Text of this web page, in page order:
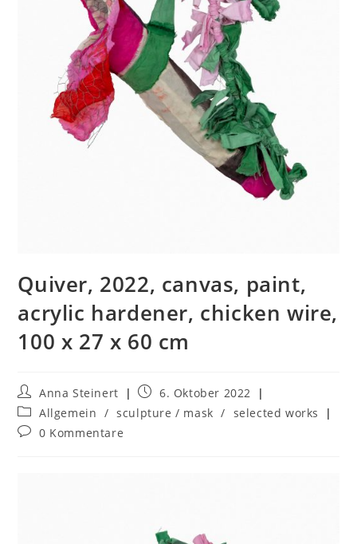
Quiver, 2022, canvas, paint,
acrylic hardener, chicken wire,
100 x 27 x 60 cm
Anna Steinert
6. Oktober 2022
Allgemein / sculpture / mask / selected works
0 Kommentare